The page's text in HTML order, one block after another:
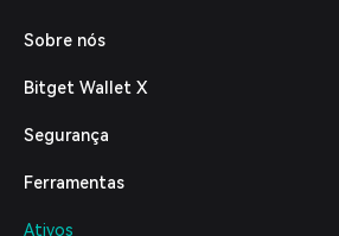
Español (Latinoamérica)
Italiano
Deutsch
繁體中文
Sobre nós
Bitget Wallet X
Segurança
Ferramentas
Ativos